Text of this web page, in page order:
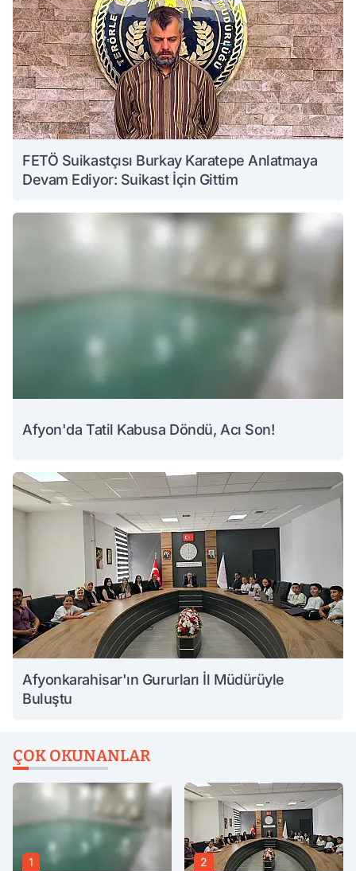
FETÖ Suikastçısı Burkay Karatepe Anlatmaya
Devam Ediyor: Suikast İçin Gittim
Afyon'da Tatil Kabusa Döndü, Acı Son!
Afyonkarahisar'ın Gururları İl Müdürüyle
Buluştu
ÇOK OKUNANLAR
1 2